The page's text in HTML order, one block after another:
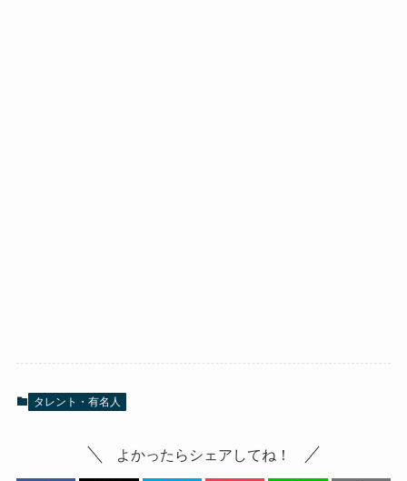
タレント・有名人
よかったらシェアしてね！